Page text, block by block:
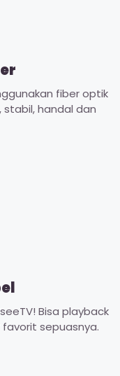
fiber optik
handal dan
Bisa playback
favorit sepuasnya.